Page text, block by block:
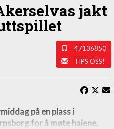
jakt
47136850
TIPS OSS!
på en plass i
for å møte haiene.